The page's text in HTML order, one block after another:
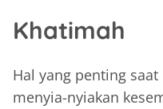
Khatimah
Hal yang penting
menyia-nyiakan